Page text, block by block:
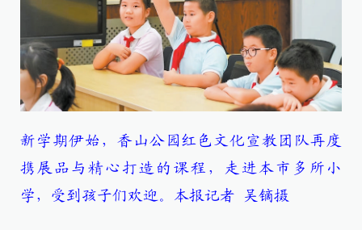
新学期伊始，香山公园红色文化宣教团队再度
携展品与精心打造的课程，走进本市多所小
学，受到孩子们欢迎。本报记者 吴镝摄